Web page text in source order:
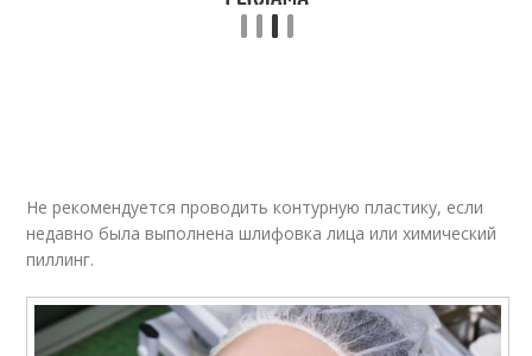
Не рекомендуется проводить контурную пластику, если
недавно была выполнена шлифовка лица или химический
пиллинг.